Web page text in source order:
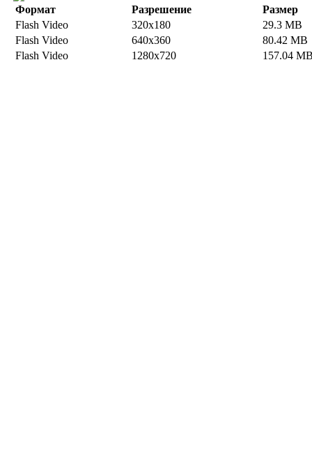
Формат Разрешение
Размер
Flash Video
320x180
29.3 MB
Flash Video
640x360
80.42 MB
Flash Video
1280x720 157.04